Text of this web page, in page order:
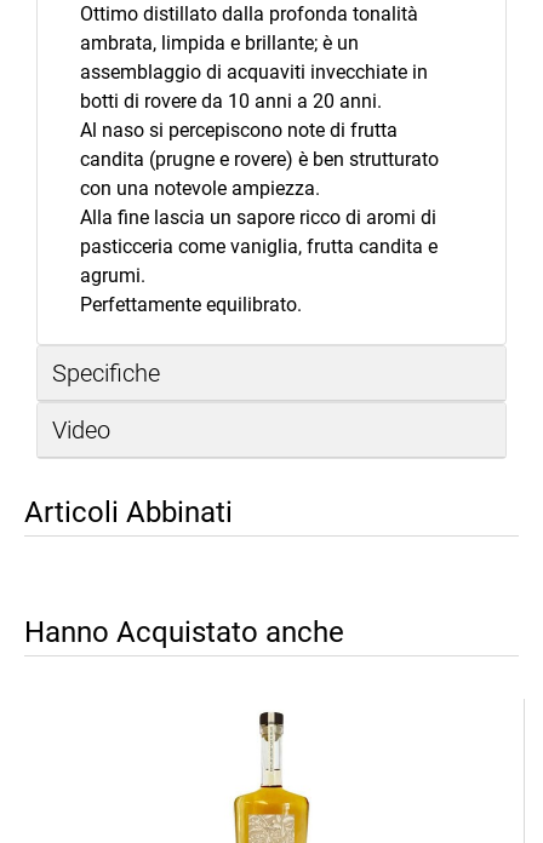
Ottimo distillato dalla profonda tonalità
ambrata, limpida e brillante; è un
assemblaggio di acquaviti invecchiate in
botti di rovere da 10 anni a 20 anni.
Al naso si percepiscono note di frutta
candita (prugne e rovere) è ben strutturato
con una notevole ampiezza.
Alla fine lascia un sapore ricco di aromi di
pasticceria come vaniglia, frutta candita e
agrumi.
Perfettamente equilibrato.
Specifiche
Video
Articoli Abbinati
Hanno Acquistato anche